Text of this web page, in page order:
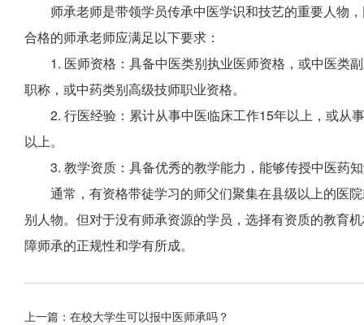
师承老师是带领学员传承中医学识和技艺的重要人物
合格的师承老师应满足以下要求：
1. 医师资格：具备中医类别执业医师资格，或中医类
职称，或中药类别高级技师职业资格。
2. 行医经验：累计从事中医临床工作15年以上，或从
以上。
3. 教学资质：具备优秀的教学能力，能够传授中医药
通常，有资格带徒学习的师父们聚集在县级以上的医
别人物。但对于没有师承资源的学员，选择有资质的教育
障师承的正规性和学有所成。
上一篇： 在校大学生可以报中医师承吗？